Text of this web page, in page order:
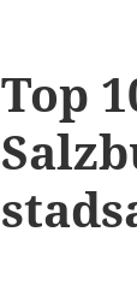
Top